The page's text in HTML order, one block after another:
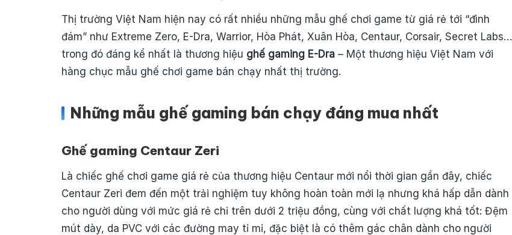
Thị trường Việt Nam hiện nay có rất nhiều những mẫu ghế chơi game từ giá rẻ tới “đình
đám” như Extreme Zero, E-Dra, Warrior, Hòa Phát, Xuân Hòa, Centaur, Corsair, Secret Labs…
trong đó đáng kể nhất là thương hiệu ghế gaming E-Dra – Một thương hiệu Việt Nam với
hàng chục mẫu ghế chơi game bán chạy nhất thị trường.
Những mẫu ghế gaming bán chạy đáng mua nhất
Ghế gaming Centaur Zeri
Là chiếc ghế chơi game giá rẻ của thương hiệu Centaur mới nổi thời gian gần đây, chiếc
Centaur Zeri đem đến một trải nghiệm tuy không hoàn toàn mới lạ nhưng khá hấp dẫn dành
cho người dùng với mức giá rẻ chỉ trên dưới 2 triệu đồng, cùng với chất lượng khá tốt: Đệm
mút dày, da PVC với các đường may tỉ mỉ, đặc biệt là có thêm gác chân dành cho người